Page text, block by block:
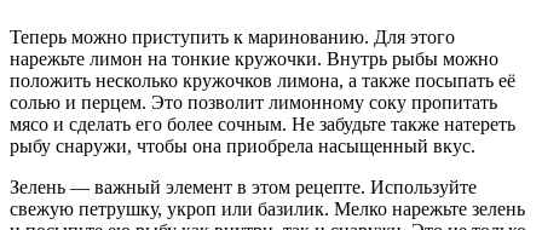
Теперь можно приступить к маринованию. Для этого
нарежьте лимон на тонкие кружочки. Внутрь рыбы можно
положить несколько кружочков лимона, а также посыпать её
солью и перцем. Это позволит лимонному соку пропитать
мясо и сделать его более сочным. Не забудьте также натереть
рыбу снаружи, чтобы она приобрела насыщенный вкус.
Зелень — важный элемент в этом рецепте. Используйте
свежую петрушку, укроп или базилик. Мелко нарежьте зелень